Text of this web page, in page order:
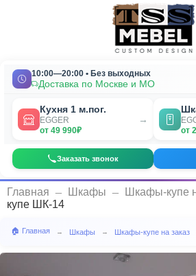
10:00—20:00 • Без выходных
Доставка по Москве и МО
Кухня 1 м.пог.
EGGER
от 49 990₽
→
от
Заказать звонок
Главная Шкафы Шкафы-купе
купе ШК-14
🏠 Главная → Шкафы → Шкафы-купе на заказ